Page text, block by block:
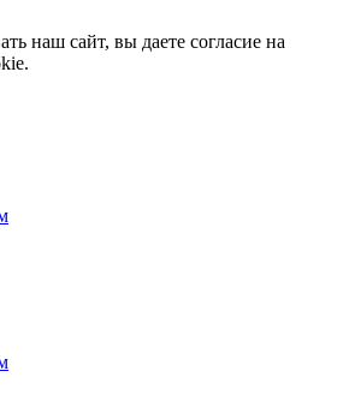
наш сайт, вы даете согласие на